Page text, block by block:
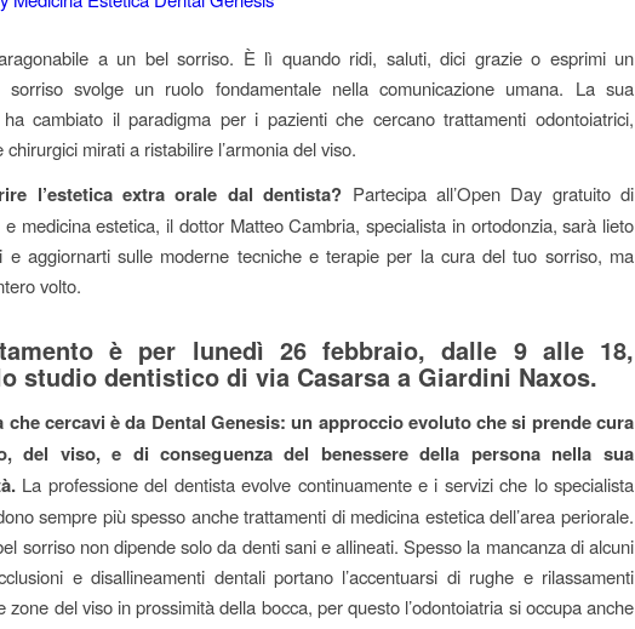
a un bel sorriso. È lì quando ridi, saluti, dici grazie o esprimi un
sorriso svolge un ruolo fondamentale nella comunicazione umana. La sua
cambiato il paradigma per i pazienti che cercano trattamenti odontoiatrici,
chirurgici mirati a ristabilire l’armonia del viso.
l’estetica extra orale dal dentista? Partecipa all’Open Day gratuito di
medicina estetica, il dottor Matteo Cambria, specialista in ortodonzia, sarà lieto
e aggiornarti sulle moderne tecniche e terapie per la cura del tuo sorriso, ma
volto.
è per lunedì 26 febbraio, dalle 9 alle 18,
studio dentistico di via Casarsa a Giardini Naxos.
che cercavi è da Dental Genesis: un approccio evoluto che si prende cura
del viso, e di conseguenza del benessere della persona nella sua
La professione del dentista evolve continuamente e i servizi che lo specialista
sempre più spesso anche trattamenti di medicina estetica dell’area periorale.
sorriso non dipende solo da denti sani e allineati. Spesso la mancanza di alcuni
e disallineamenti dentali portano l’accentuarsi di rughe e rilassamenti
zone del viso in prossimità della bocca, per questo l’odontoiatria si occupa anche